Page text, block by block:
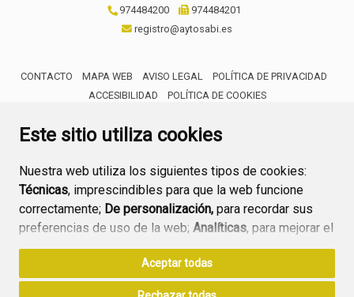
Este sitio utiliza cookies
Nuestra web utiliza los siguientes tipos de cookies:
Técnicas, imprescindibles para que la web funcione
correctamente; De personalización, para recordar sus
preferencias de uso de la web; Analíticas, para mejorar el
funcionamiento de la web y sus servicios.
Si acepta pulsando el botón“Aceptar todas”
Aceptar todas
974484200
974484201
registro@aytosabi.es
CONTACTO MAPA WEB AVISO LEGAL
POLÍTICA DE PRIVACIDAD
ACCESIBILIDAD
POLÍTICA DE COOKIES